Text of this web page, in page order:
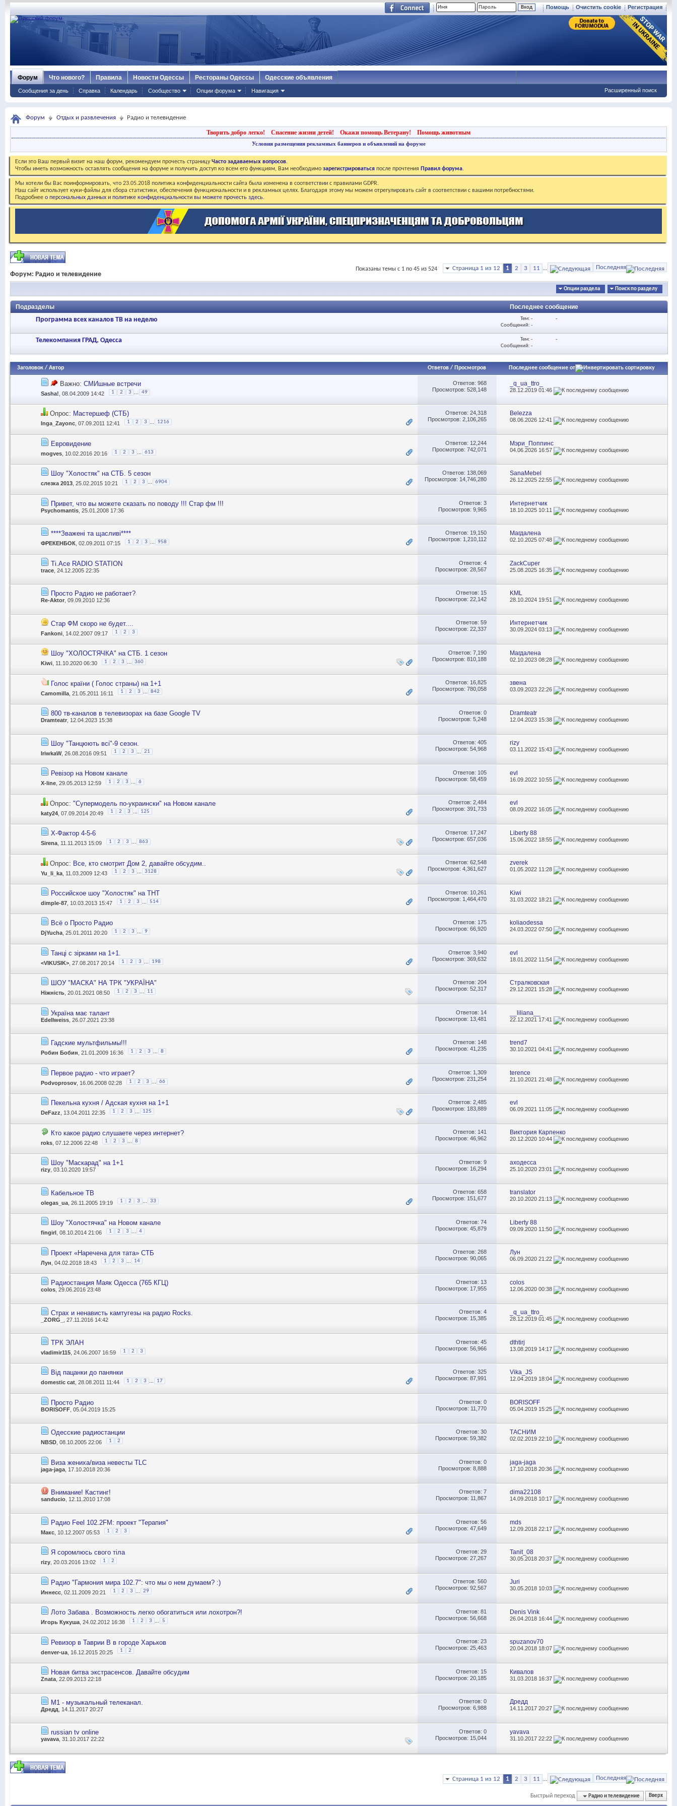
Регистрация
Очистить cookie
Помощь
Форум
Сообщения за день Справка Календарь Сообщество Опции форума Навигация
Что нового? Правила Новости Одессы Рестораны Одессы Одесские объявления
Расширенный поиск
Форум Отдых и развлечения Радио и телевидение
Творить добро легко! Спасение жизни детей! Окажи помощь Ветерану! Помощь животным
Условия размещения рекламных баннеров и объявлений на форуме
Если это Ваш первый визит на наш форум, рекомендуем прочесть страницуЧасто задаваемых вопросов.
Чтобы иметь возможность оставлять сообщения на форуме и получить доступ ко всем его функциям, Вам необходимо зарегистрироваться после прочтения Правил форума.
Мы хотели бы Вас поинформировать, что 23.05.2018 политика конфиденциальности сайта была изменена в соответствии с правилами GDPR.
Наш сайт использует куки-файлы для сбора статистики, обеспечения функциональности и в рекламных целях. Благодаря этому мы можем отрегулировать сайт в соответствии с вашими потребностями.
Подробнее о персональных данных и политике конфиденциальности вы можете прочесть здесь.
Страница 1 из 12 1 2 3 11 ... Последняя
Показаны темы с 1 по 45 из 524
Форум: Радио и телевидение
Опции раздела Поиск по разделу
Подразделы Последнее сообщение
Программа всех каналов ТВ на неделю
Тем: -
Сообщений: -
-
Телекомпания ГРАД, Одесса
Тем: -
Сообщений: -
-
Заголовок / Автор Ответов/ Просмотров Последнее сообщение от
Важно: СМИшные встречи
Sasha! , 08.04.2009 14:42 1 2 3 49
Ответов: 968
Просмотров: 528,148
_q_ua_ttro_
28.12.201901:46
Опрос: Мастершеф (СТБ)
Inga_Zayonc , 07.09.2011 12:41 1 2 3 1216
Ответов: 24,318
Просмотров: 2,106,265
Belezza
08.06.2026 12:41
Евровидение
mogves , 10.02.2016 20:16 1 2 3 613
Ответов: 12,244
Просмотров: 742,071
Мэри_Поппинс
04.06.2026 16:57
Шоу "Холостяк" на СТБ. 5 сезон
слезка 2013 , 25.02.2015 10:21 1 2 3 6904
Ответов: 138,069
Просмотров: 14,746,280
SanaMebel
26.12.202522:55
Привет, что вы можете сказать по поводу !!! Стар фм !!!
Psychomantis , 25.01.2008 17:36
Ответов: 3
Просмотров: 9,965
Интернетчик
18.10.2025 10:11
****Зважені та щасливі****
ФРЕКЕНБОК , 02.09.2011 07:15 1 2 3 958
Ответов: 19,150
Просмотров: 1,210,112
Maгдалена
02.10.202507:48
Ti.Ace RADIO STATION
trace , 24.12.2005 22:35
Ответов: 4
Просмотров: 28,567
ZackCuper
25.08.2025 16:35
Просто Радио не работает?
Re-Aktor , 09.09.2010 12:36
Ответов: 15
Просмотров: 22,142
KML
28.10.2024 19:51
Стар ФМ скоро не будет....
Fankoni , 14.02.2007 09:17 1 2 3
Ответов: 59
Просмотров: 22,337
Интернетчик
30.09.202403:13
Шоу "ХОЛОСТЯЧКА" на СТБ. 1 сезон
Kiwi , 11.10.2020 06:30 1 2 3 360
Ответов: 7,190
Просмотров: 810,188
Maгдалена
02.10.202308:28
Голос країни ( Голос страны) на 1+1
Camomilla , 21.05.2011 16:11 1 2 3 ... 842
Ответов: 16,825
Просмотров: 780,058
звена
03.09.202322:26
800 тв-каналов в телевизорах на базе Google TV
Dramteatr , 12.04.2023 15:38
Ответов: 0
Просмотров: 5,248
Dramteatr
12.04.2023 15:38
Шоу "Танцюють всі"-9 сезон.
IriwkaW, 26.08.2016 09:51 1 2 3 21
Ответов: 405
Просмотров: 54,968
rizy
03.11.2022 15:43
Ревізор на Новом канале
Х-line , 29.05.2013 12:59 1 2 3 6
Ответов: 105
Просмотров: 58,459
evl
16.09.2022 10:55
Опрос: "Супермодель по-украински" на Новом канале
katy24 , 07.09.2014 20:49 1 2 3 125
Ответов: 2,484
Просмотров: 391,733
evl
08.09.2022 16:05
Х-Фактор 4-5-6
Sirena , 11.11.2013 15:09 1 2 3 863
Ответов: 17,247
Просмотров: 657,036
Liberty 88
15.06.2022 18:55
Опрос: Все, кто смотрит Дом 2, давайте обсудим..
Yu_li_ka , 11.03.2009 12:43 1 2 3 3128
Ответов: 62,548
Просмотров: 4,361,627
zverek
01.05.2022 11:28
Российское шоу "Холостяк" на ТНТ
dimple-87 , 10.03.2013 15:47 1 2 3 514
Ответов: 10,261
Просмотров: 1,464,470
Kiwi
31.03.2022 18:21
Всё о Просто Радио
DjYucha , 25.01.2011 20:20 1 2 3 9
Ответов: 175
Просмотров: 66,920
koliaodessa
24.03.202207:50
Танцi с зiрками на 1+1.
<VIKUSIK> , 27.08.2017 20:14 1 2 3 198
Ответов: 3,940
Просмотров: 369,632
evl
18.01.2022 11:54
ШОУ "МАСКА" НА ТРК "УКРАЇНА"
Ніжність , 20.01.2021 08:50 1 2 3 11
Ответов: 204
Просмотров: 52,317
Стралковская
29.12.2021 15:28
Україна має талант
Edellweiss , 26.07.2021 23:38
Ответов: 14
Просмотров: 13,481
__liliana__
22.12.2021 17:41
Гадские мультфильмы!!!
Робин Бобин , 21.01.2009 16:36 1 2 3 8
Ответов: 148
Просмотров: 41,235
trend7
30.10.202104:41
Первое радио - что играет?
Podvoprosov , 16.06.2008 02:28 1 2 3 66
Ответов: 1,309
Просмотров: 231,254
terence
21.10.202121:48
Пекельна кухня / Адская кухня на 1+1
DeFazz , 13.04.2011 22:35 1 2 3 125
Ответов: 2,485
Просмотров: 183,889
evl
06.09.2021 11:05
Кто какое радио слушаете через интернет?
roks , 07.12.2006 22:48 1 2 3 ... 8
Ответов: 141
Просмотров: 46,962
Виктория Карпенко
20.12.202010:44
Шоу "Маскарад" на 1+1
rizy , 03.10.2020 19:57
Ответов: 9
Просмотров: 16,294
аходесса
25.10.202023:01
Кабельное ТВ
olegas_ua , 26.11.2005 19:19 1 2 3 ... 33
Ответов: 658
Просмотров: 151,677
translator
20.10.202021:13
Шоу "Холостячка" на Новом канале
fingirl , 08.10.2014 21:06 1 2 3 4
Ответов: 74
Просмотров: 45,879
Liberty 88
09.09.2020 11:50
Проект «Наречена для тата» СТБ
Лун , 04.02.2018 18:43 1 2 3 14
Ответов: 268
Просмотров: 90,065
Лун
06.09.202021:22
Радиостанция Маяк Одесса (765 КГЦ)
colos , 29.06.2016 23:48
Ответов: 13
Просмотров: 17,955
colos
12.06.202000:38
Cтрах и ненависть камтугезы на радио Rocks.
_ZORG_ , 27.11.2016 14:42
Ответов: 4
Просмотров: 15,385
_q_ua_ttro_
28.12.201901:45
ТРК ЭЛАН
vladimir115 , 24.06.2007 16:59 1 2 3
Ответов: 45
Просмотров: 56,966
dthtirj
13.08.2019 14:17
Від пацанки до панянки
domestic cat , 28.08.2011 11:44 1 2 3 17
Ответов: 325
Просмотров: 87,991
Vika_JS
12.04.2019 18:04
Просто Радио
BORISOFF , 05.04.2019 15:25
Ответов: 0
Просмотров: 11,770
BORISOFF
05.04.2019 15:25
Одесские радиостанции
NBSD , 08.10.2005 22:06 1 2
Ответов: 30
Просмотров: 59,382
ТАСНИМ
02.02.201922:10
Виза жениха/виза невесты TLC
jaga-jaga , 17.10.2018 20:36
Ответов: 0
Просмотров: 8,888
jaga-jaga
17.10.201820:36
Внимание! Кастинг!
sanducio , 12.11.2010 17:08
Ответов: 7
Просмотров: 11,867
dima22108
14.09.2018 10:17
Радио Feel 102.2FM: проект "Терапия"
Макс , 10.12.2007 05:53 1 2 3
Ответов: 56
Просмотров: 47,649
mds
12.09.201822:17
Я соромлюсь свого тіла
rizy , 20.03.2016 13:02 1 2
Ответов: 29
Просмотров: 27,267
Tanit_08
30.05.201820:37
Радио "Гармония мира 102.7": что мы о нем думаем? :)
Иннесс , 02.11.2009 20:21 1 2 3 29
Ответов: 560
Просмотров: 92,567
Juri
30.05.201810:03
Лото Забава . Возможность легко обогатиться или лохотрон?!
Игорь Кукуша , 24.02.2012 16:38 1 2 3 5
Ответов: 81
Просмотров: 56,668
Denis Vink
26.04.2018 16:44
Ревизор в Таврии В в городе Харьков
denver-ua , 16.12.2015 20:25 1 2
Ответов: 23
Просмотров: 25,463
spuzanov70
20.04.201818:07
Новая битва экстрасенсов. Давайте обсудим
Znata , 22.09.2013 22:18
Ответов: 15
Просмотров: 20,185
Кивалов
31.03.2018 16:37
М1 - музыкальный телеканал.
Дредд , 14.11.2017 20:27
Ответов: 0
Просмотров: 6,988
Дредд
14.11.201720:27
russian tv online
yavava , 31.10.2017 22:22
Ответов: 0
Просмотров: 15,044
yavava
31.10.201722:22
Страница 1 из 12 1 2 3 11 Последняя
Быстрый переход Радио и телевидение Вверх